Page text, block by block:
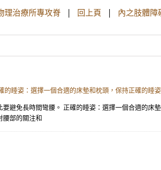
理治療所專攻脊 | 回上頁 | 內之肢體障
睡姿：選擇一個合適的床墊和枕頭，保持正確的睡
避免長時間彎腰。 正確的睡姿：選擇一個合適的床
腰部的關注和